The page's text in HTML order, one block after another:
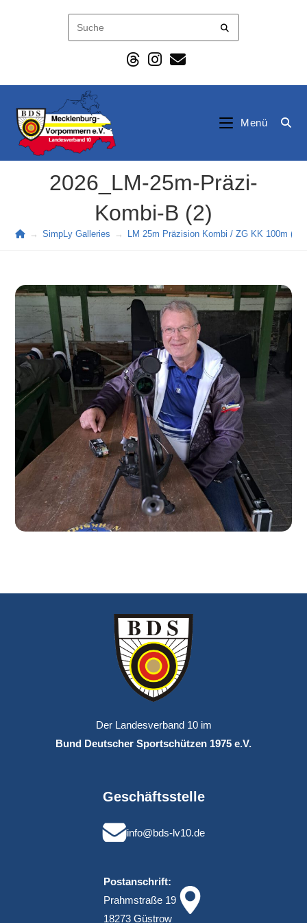
Menü
2026_LM-25m-Präzi-
Kombi-B (2)
→ SimpLy Galleries → LM 25m Präzision Kombi / ZG KK 100m
Der Landesverband 10 im
Bund Deutscher Sportschützen 1975 e.V.
Geschäftsstelle
info@bds-lv10.de
Postanschrift:
Prahmstraße 19
18273 Güstrow